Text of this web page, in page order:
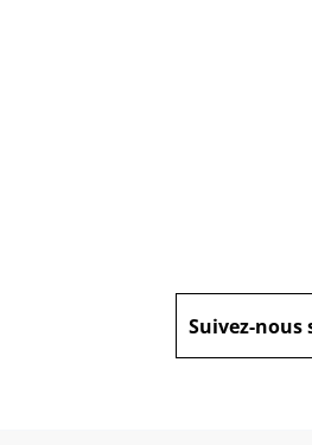
Suivez-nous